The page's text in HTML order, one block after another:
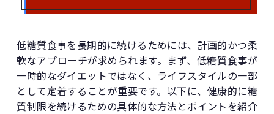
低糖質食事を長期的に続けるためには、計画的かつ柔
軟なアプローチが求められます。まず、低糖質食事が
一時的なダイエットではなく、ライフスタイルの一部
として定着することが重要です。以下に、健康的に糖
質制限を続けるための具体的な方法とポイントを紹介